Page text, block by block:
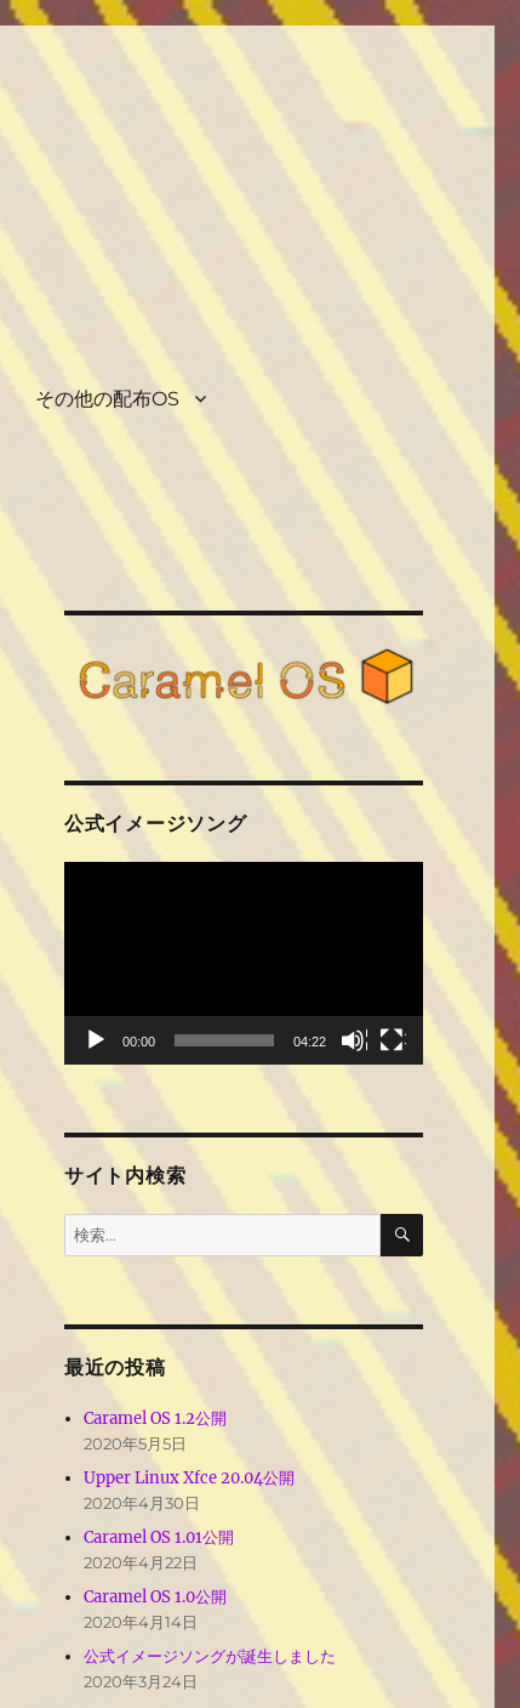
その他の配布OS
公式イメージソング
00:00 04:22
サイト内検索
検
索:
検
最近の投稿
Caramel OS 1.2公開
2020年5月5日
Upper Linux Xfce 20.04公開
2020年4月30日
Caramel OS 1.01公開
2020年4月22日
Caramel OS 1.0公開
2020年4月14日
公式イメージソングが誕生しました
2020年3月24日